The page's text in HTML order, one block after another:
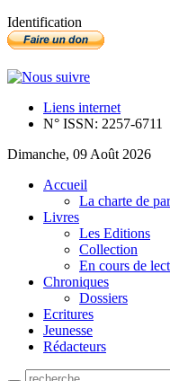
Identification
Liens internet
N° ISSN: 2257-6711
Dimanche, 09 Août 2026
Accueil
La charte de
Livres
Les Editions
Collection
En cours de
Chroniques
Dossiers
Ecritures
Jeunesse
Rédacteurs